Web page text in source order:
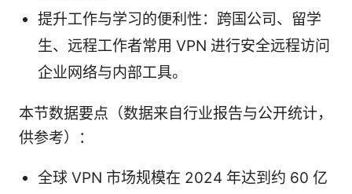
提升工作与学习的便利性：跨国公司、留学
生、远程工作者常用 VPN 进行安全远程访问
企业网络与内部工具。
本节数据要点（数据来自行业报告与公开统计，
供参考）：
全球 VPN 市场规模在 2024 年达到约 60 亿